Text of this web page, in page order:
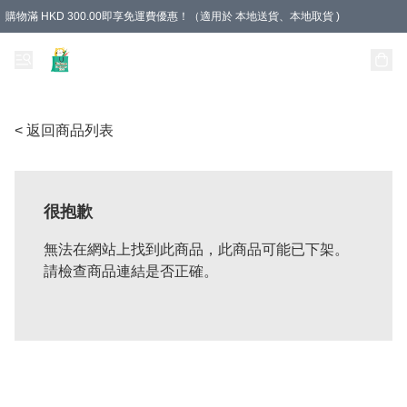
購物滿 HKD 300.00即享免運費優惠！（適用於 本地送貨、本地取貨 )
< 返回商品列表
很抱歉
無法在網站上找到此商品，此商品可能已下架。
請檢查商品連結是否正確。